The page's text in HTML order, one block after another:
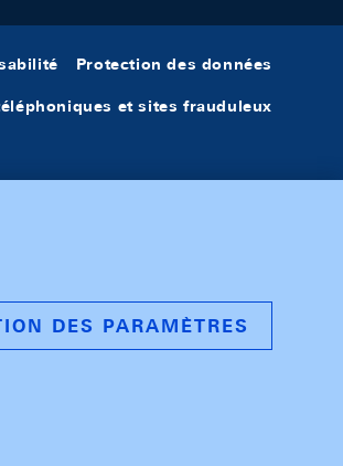
Protection des données
et sites frauduleux
DES PARAMÈTRES